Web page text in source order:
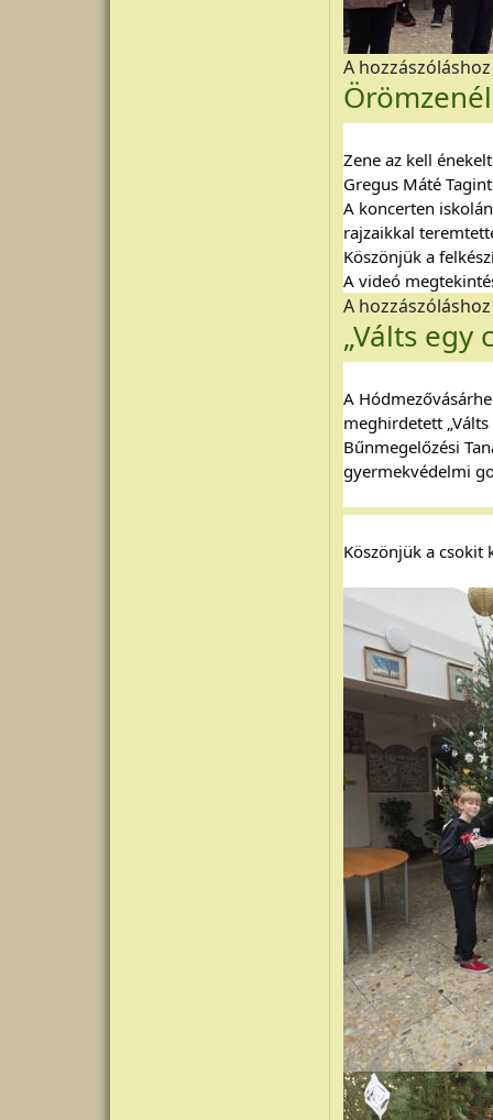
A
Zene az kell
Gregus Máté
A koncerten
rajzaikkal
Köszönjük a
A videó
A
„Válts egy
A
meghirdetett
Bűnmegelőzési
gyermekvédelmi
Köszönjük a csokit